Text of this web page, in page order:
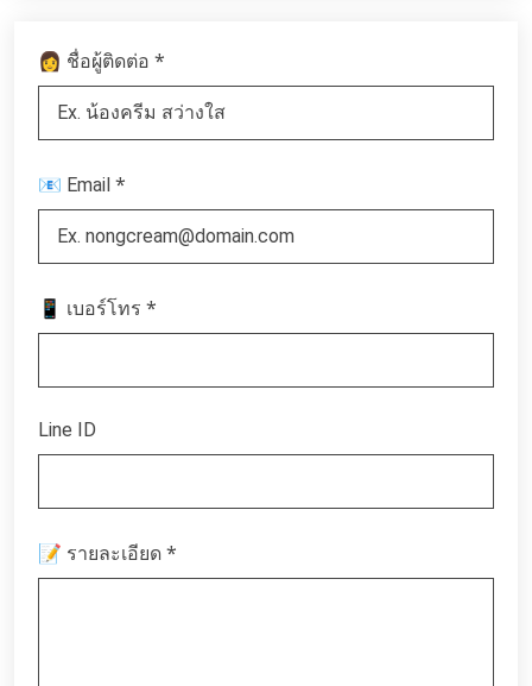
👩 ชื่อผู้ติดต่อ *
📧 Email *
📱 เบอร์โทร *
Line ID
📝 รายละเอียด *